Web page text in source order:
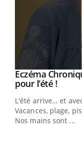
Youtube
Eczéma
pour l’été !
L'été arrive… et
Vacances, plage,
Nos mains sont ...